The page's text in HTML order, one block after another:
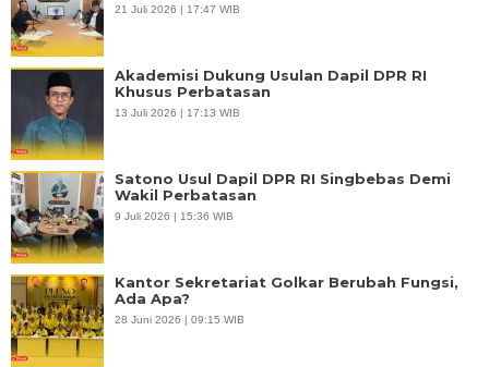
21 Juli 2026 | 17:47 WIB
Akademisi Dukung Usulan Dapil DPR RI
Khusus Perbatasan
13 Juli 2026 | 17:13 WIB
Satono Usul Dapil DPR RI Singbebas Demi
Wakil Perbatasan
9 Juli 2026 | 15:36 WIB
Kantor Sekretariat Golkar Berubah Fungsi,
Ada Apa?
28 Juni 2026 | 09:15 WIB